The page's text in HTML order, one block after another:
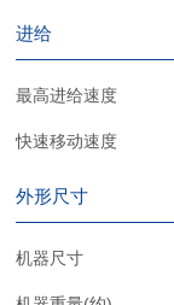
进给
最高进给速度
快速移动速度
外形尺寸
机器尺寸